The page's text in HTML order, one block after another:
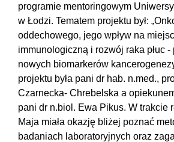
programie mentoringowym
w Łodzi. Tematem projektu był:
oddechowego, jego wpływ na
immunologiczną i rozwój raka płuc
nowych biomarkerów
projektu była pani dr hab. n.med.,
Czarnecka- Chrebelska a
pani dr n.biol. Ewa Pikus. W trakcie
Maja miała okazję bliżej poznać
badaniach laboratoryjnych oraz